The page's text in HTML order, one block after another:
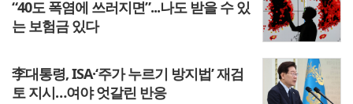
“40도 폭염에 쓰러지면”...나도 받을 수 있
는 보험금 있다
李대통령, ISA·‘주가 누르기 방지법’ 재검
토 지시…여야 엇갈린 반응